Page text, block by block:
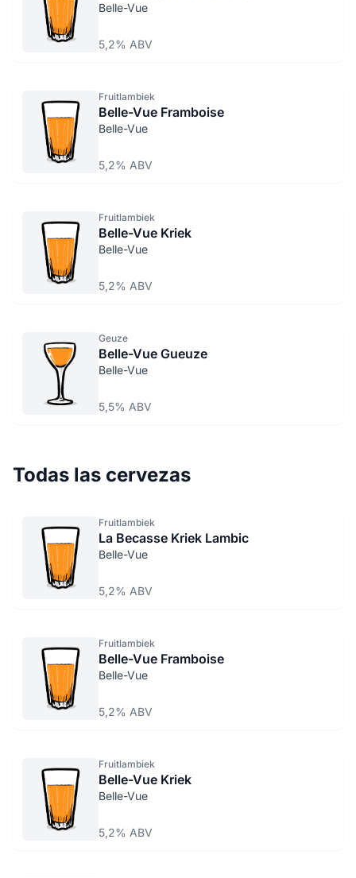
Belle-Vue
5,2% ABV
Fruitlambiek
Belle-Vue Framboise
Belle-Vue
5,2% ABV
Fruitlambiek
Belle-Vue Kriek
Belle-Vue
5,2% ABV
Geuze
Belle-Vue Gueuze
Belle-Vue
5,5% ABV
Todas las cervezas
Fruitlambiek
La Becasse Kriek Lambic
Belle-Vue
5,2% ABV
Fruitlambiek
Belle-Vue Framboise
Belle-Vue
5,2% ABV
Fruitlambiek
Belle-Vue Kriek
Belle-Vue
5,2% ABV